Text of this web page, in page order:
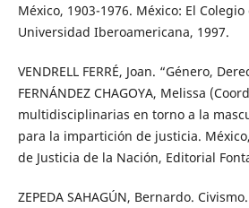
México, 1903-1976. México: El
Universidad Iberoamericana, 1997.
VENDRELL FERRÉ, Joan. “Género,
FERNÁNDEZ CHAGOYA, Melissa
multidisciplinarias en torno a la
para la impartición de justicia.
de Justicia de la Nación, Editorial
ZEPEDA SAHAGÚN, Bernardo.